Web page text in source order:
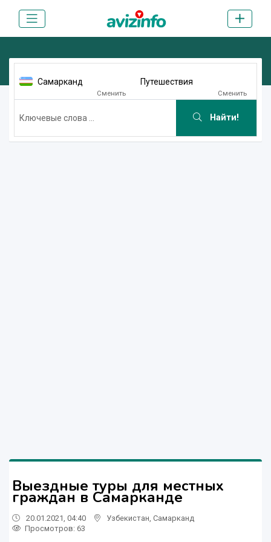
Самарканд
Сменить
Путешествия
Сменить
Найти!
Выездные туры для местных
граждан в Самарканде
20.01.2021, 04:40 Узбекистан Самарканд
Просмотров: 63